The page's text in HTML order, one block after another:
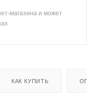
магазина и может
КАК КУПИТЬ